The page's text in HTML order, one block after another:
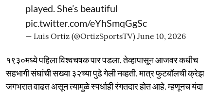
played. She’s beautiful
pic.twitter.com/eYhSmqGgSc
— Luis Ortiz (@OrtizSportsTV) June 10, 2026
१९३०मध्ये पहिला विश्वचषक पार पडला. तेव्हापासून आजवर कधीच
सहभागी संघांची सख्या ३२च्या पुढे गेली नव्हती. मात्र फुटबॉलची क्रेझ
जगभरात वाढत असून त्यामुळे स्पर्धाही रंगतदार होत आहे. म्हणूनच यंदा